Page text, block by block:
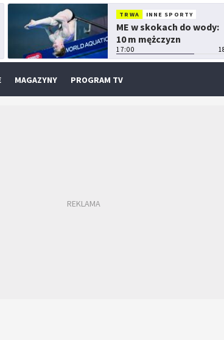
TRWA INNE SPORTY
ME w skokach do wody:
10 m mężczyzn
17:00
MAGAZYNY PROGRAM TV